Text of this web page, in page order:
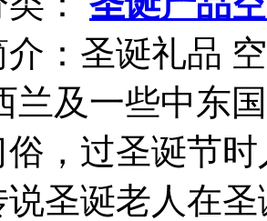
： 圣诞礼品
兰及一些中东
，过圣诞节
说圣诞老人在